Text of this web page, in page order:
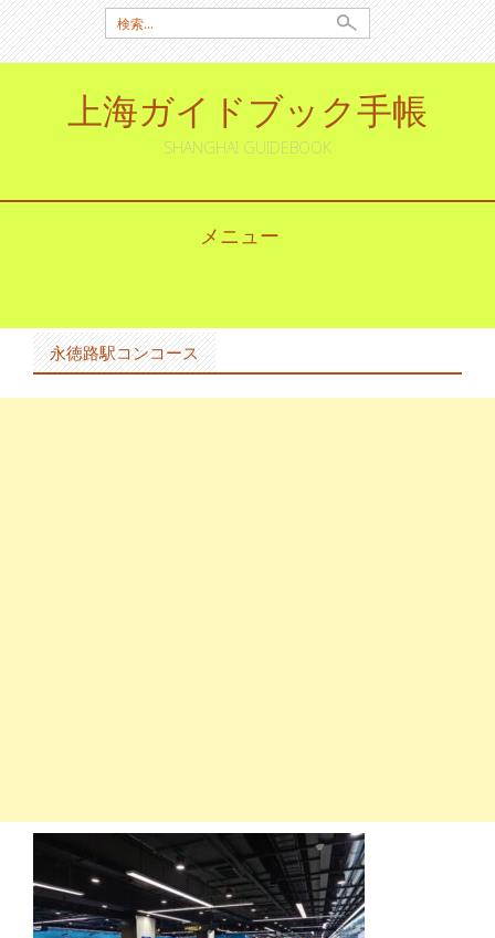
検
索:
上海ガイドブック手帳
SHANGHAI GUIDEBOOK
メニュー
テ
ン
ツ
ス
永徳路駅コンコース